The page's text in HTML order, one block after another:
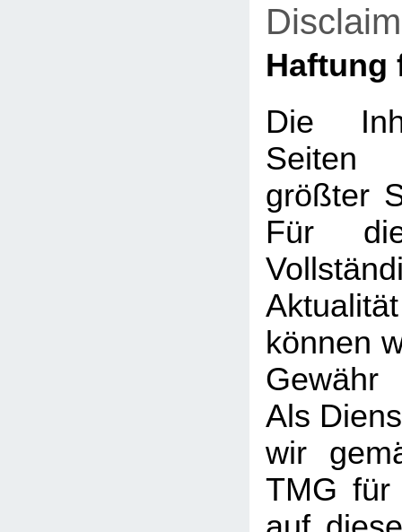
Haftung
Die
Seiten
größter
Für
können
Gewähr
Als
wir
TMG für